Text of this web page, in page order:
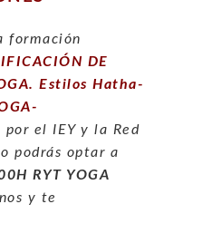
formación
DE
Estilos Hatha-
por el IEY y la Red
podrás optar a
RYT YOGA
y te